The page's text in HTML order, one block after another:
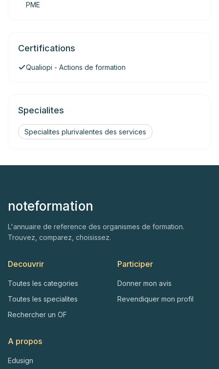
PME
Certifications
Qualiopi - Actions de formation
Specialites
Specialites plurivalentes des services
noteformation
L'annuaire de reference des organismes de formation.
Trouvez, comparez, choisissez.
Decouvrir
Toutes les categories
Toutes les specialites
Rechercher un OF
Participer
Donner mon avis
Revendiquer mon profil
A propos
Edusign